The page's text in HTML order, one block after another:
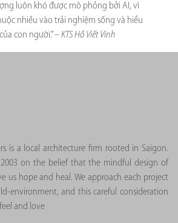
luôn khó được mô phỏng bởi AI, vì
nhiều vào trải nghiệm sống và hiểu
con người.” –KTS Hồ Viết Vinh
is a local architecture firm rooted in Saigon.
on the belief that the mindful design of
us hope and heal. We approach each project
environment, and this careful consideration
and love